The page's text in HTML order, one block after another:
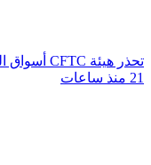
تحذر هيئة CFTC أسواق التنبؤ من رهانات شبيهة بالمقامرة
21 منذ ساعات